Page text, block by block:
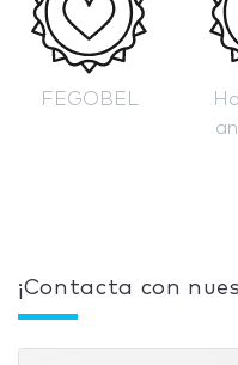
FEGOBEL
¡Contacta con